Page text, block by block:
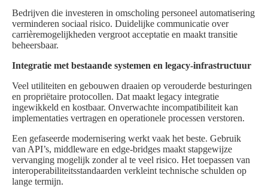
Bedrijven die investeren in omscholing personeel automatisering
verminderen sociaal risico. Duidelijke communicatie over
carrièremogelijkheden vergroot acceptatie en maakt transitie
beheersbaar.
Integratie met bestaande systemen en legacy-infrastructuur
Veel utiliteiten en gebouwen draaien op verouderde besturingen
en propriëtaire protocollen. Dat maakt legacy integratie
ingewikkeld en kostbaar. Onverwachte incompatibiliteit kan
implementaties vertragen en operationele processen verstoren.
Een gefaseerde modernisering werkt vaak het beste. Gebruik
van API’s, middleware en edge-bridges maakt stapgewijze
vervanging mogelijk zonder al te veel risico. Het toepassen van
interoperabiliteitsstandaarden verkleint technische schulden op
lange termijn.